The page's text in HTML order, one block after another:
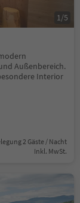
Außenbereich.
Interior
2 Gäste / Nacht
Inkl. MwSt.
1 /5